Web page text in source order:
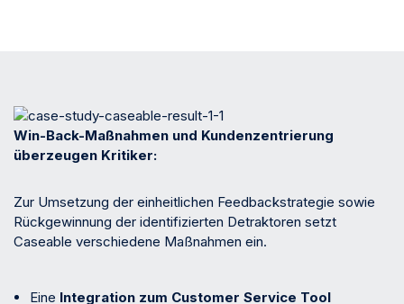
Win-Back-Maßnahmen und Kundenzentrierung
überzeugen Kritiker:
Zur Umsetzung der einheitlichen Feedbackstrategie sowie
Rückgewinnung der identifizierten Detraktoren setzt
Caseable verschiedene Maßnahmen ein.
Eine Integration zum Customer Service Tool